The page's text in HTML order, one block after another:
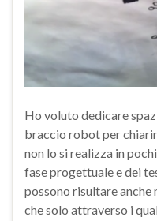
Ho voluto dedicare
braccio robot per
non lo si realizza in
fase progettuale e dei
possono risultare
che solo attraverso i